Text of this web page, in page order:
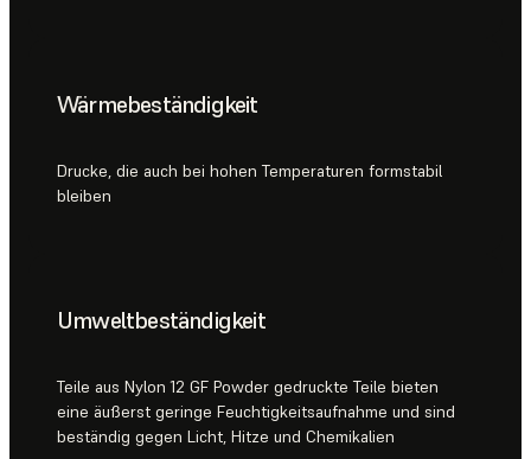
Wärmebeständigkeit
Drucke, die auch bei hohen Temperaturen formstabil
bleiben
Umweltbeständigkeit
Teile aus Nylon 12 GF Powder gedruckte Teile bieten
eine äußerst geringe Feuchtigkeitsaufnahme und sind
beständig gegen Licht, Hitze und Chemikalien